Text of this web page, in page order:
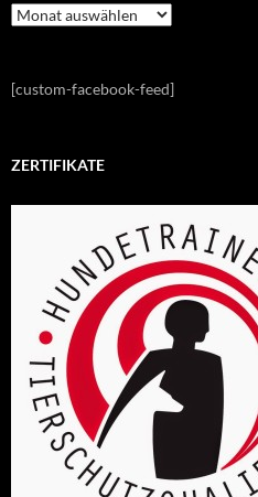
Alle
Blogeinträge
[custom-facebook-feed]
ZERTIFIKATE